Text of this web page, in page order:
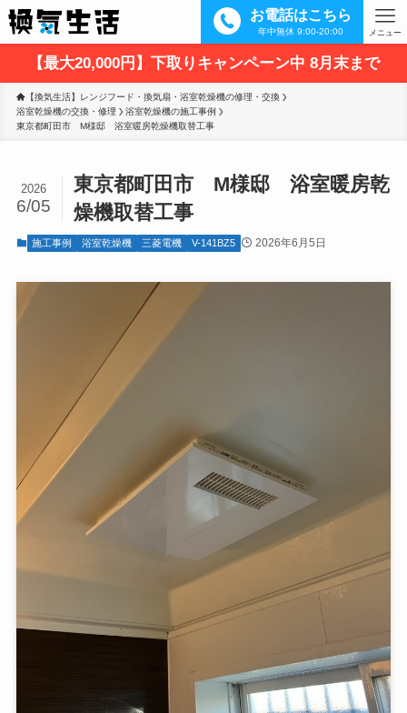
お電話はこちら
年中無休 9:00-20:00 メニュー
【最大20,000円】下取りキャンペーン中 8月末まで
【換気生活】レンジフード・換気扇・浴室乾燥機の修理・交換
浴室乾燥機の交換・修理
浴室乾燥機の施工事例
東京都町田市　M様邸　浴室暖房乾燥機取替工事
東京都町田市 M様邸 浴室暖房乾
燥機取替工事
2026
6/05
施工事例 浴室乾燥機 三菱電機 V-141BZ5 2026年6月5日